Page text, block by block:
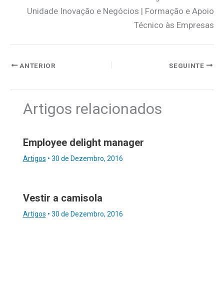
Unidade Inovação e Negócios | Formação e Apoio
Técnico às Empresas
ANTERIOR SEGUINTE
Artigos relacionados
Employee delight manager
Artigos • 30 de Dezembro, 2016
Vestir a camisola
Artigos • 30 de Dezembro, 2016